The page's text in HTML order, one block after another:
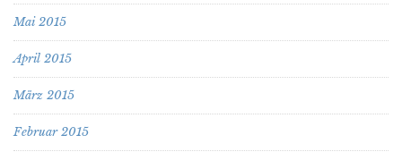
Mai 2015
April 2015
März 2015
Februar 2015